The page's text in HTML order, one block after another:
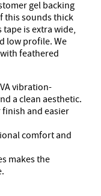
gel backing
this sounds thick
is extra wide,
low profile. We
feathered
vibration-
a clean aesthetic.
finish and easier
comfort and
makes the